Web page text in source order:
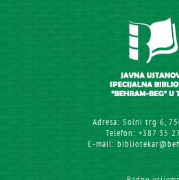
Adresa: Solni trg 6,
Telefon: +387 35
E-mail: